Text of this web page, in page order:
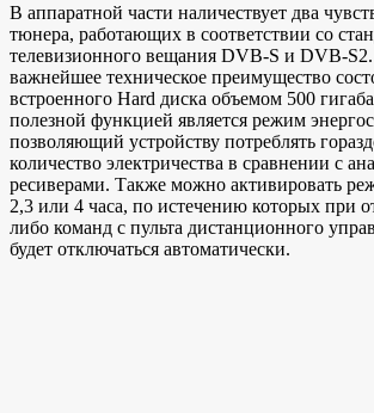
В аппаратной части наличествует два
тюнера, работающих в соответствии со
телевизионного вещания DVB-S и DVB-
важнейшее техническое преимущество
встроенного Hard диска объемом 500
полезной функцией является режим
позволяющий устройству потреблять
количество электричества в сравнении с
ресиверами. Также можно активировать
2,3 или 4 часа, по истечению которых при
либо команд с пульта дистанционного
будет отключаться автоматически.